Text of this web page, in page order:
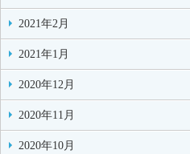
2021年2月
2021年1月
2020年12月
2020年11月
2020年10月